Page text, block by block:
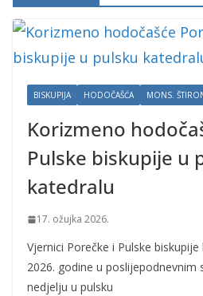
BISKUPIJA HODOČAŠĆA MONS.
Korizmeno
Pulske biskupije u
katedralu
17. ožujka 2026.
Vjernici Porečke i Pulske
2026. godine u poslijepodnevnim
nedjelju u pulsku